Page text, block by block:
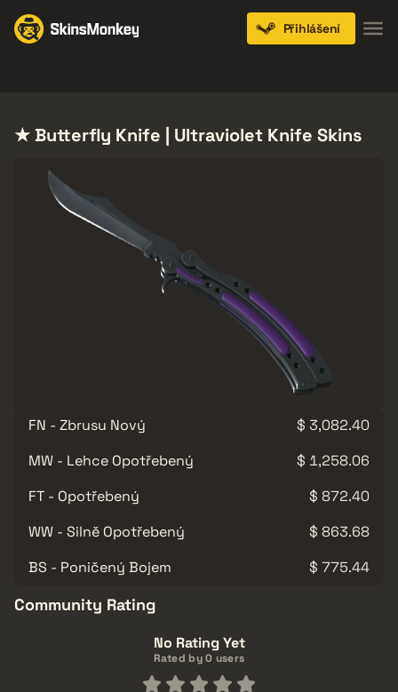
Přihlášení
★ Butterfly Knife | Ultraviolet Knife Skins
FN - Zbrusu Nový
$ 3,082.40
MW - Lehce Opotřebený
$ 1,258.06
FT - Opotřebený
$ 872.40
WW - Silně Opotřebený
$ 863.68
BS - Poničený Bojem
$ 775.44
Community Rating
No Rating Yet
Rated by 0 users